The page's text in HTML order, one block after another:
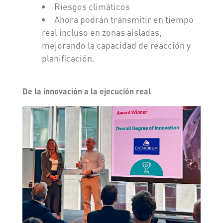
Riesgos climáticos
Ahora podrán transmitir en tiempo
real incluso en zonas aisladas,
mejorando la capacidad de reacción y
planificación.
De la innovación a la ejecución real